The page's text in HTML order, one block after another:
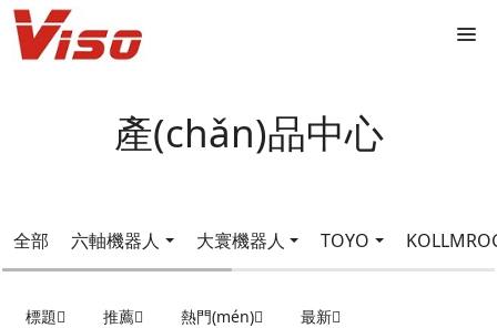
產(chǎn)品中心
全部 六軸機器人 大寰機器人 TOYO
標題 推薦 熱門(mén) 最新